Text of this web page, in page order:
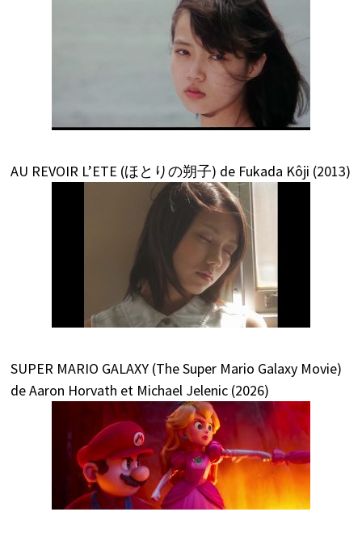
AU REVOIR L’ETE (ほとりの朔子) de Fukada Kôji (2013)
SUPER MARIO GALAXY (The Super Mario Galaxy Movie)
de Aaron Horvath et Michael Jelenic (2026)